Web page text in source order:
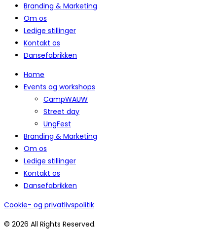
Branding & Marketing
Om os
Ledige stillinger
Kontakt os
Dansefabrikken
Home
Events og workshops
CampWAUW
Street day
UngFest
Branding & Marketing
Om os
Ledige stillinger
Kontakt os
Dansefabrikken
Cookie- og privatlivspolitik
© 2026 All Rights Reserved.